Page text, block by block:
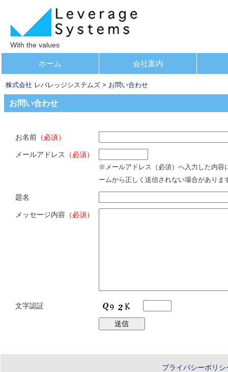
With the values
メインメニュー
ン
テ
ン
ツ
ホーム 会社案内
株式会社 レバレッジシステムズ > お問い合わせ
お問い合わせ
お名前（必須）
メールアドレス （必須）
※メールアドレス（必須）へ入力した内容
ームから正しく送信されない場合がありま
題名
メッセージ内容 （必須）
文字認証
プライバシーポリシ